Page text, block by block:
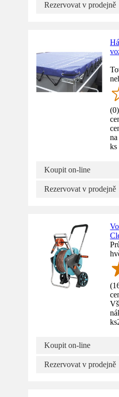
Rezervovat v prodejně
(0)
ks
Koupit on-line
Rezervovat v prodejně
(
ks
Koupit on-line
Rezervovat v prodejně